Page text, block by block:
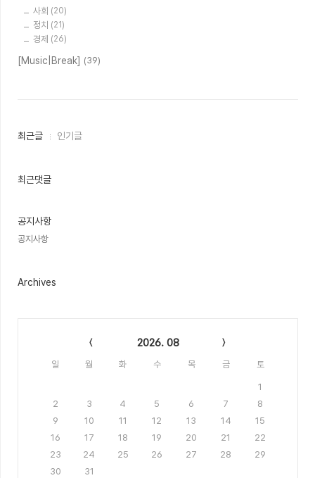
사회 (20)
정치 (21)
경제 (26)
[Music|Break] (39)
최
인
최근글 인기글
최근댓글
공지사항
공지사항
Archives
2026. 08
일 월 화 수 목 금 토
1
2
3 4 5 6 7
8
9
10 11 12 13 14
15
16
17 18 19 20 21
22
23
24 25 26 27 28
29
30
31